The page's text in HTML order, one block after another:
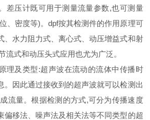
差压计既可用于测量流量参数,也可测量
、密度等)。dpf按其检测件的作用原理可
、水力阻力式、离心式、动压增益式和射
流式和动压头式应用也尤为广泛。
理及类型:超声波在流动的流体中传播时
。因此通过接收到的超声波就可以检测出
流量。根据检测的方式,可分为传播速度
偏移法、噪声法及相关法等不同类型的超